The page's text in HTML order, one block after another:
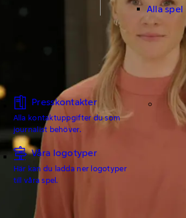
Alla spel
Presskontakter
Alla kontaktuppgifter du som
journalist behöver.
Våra logotyper
Här kan du ladda ner logotyper
till våra spel.